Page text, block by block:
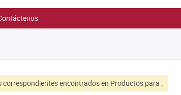
correspondientes encontrados en Productos para .